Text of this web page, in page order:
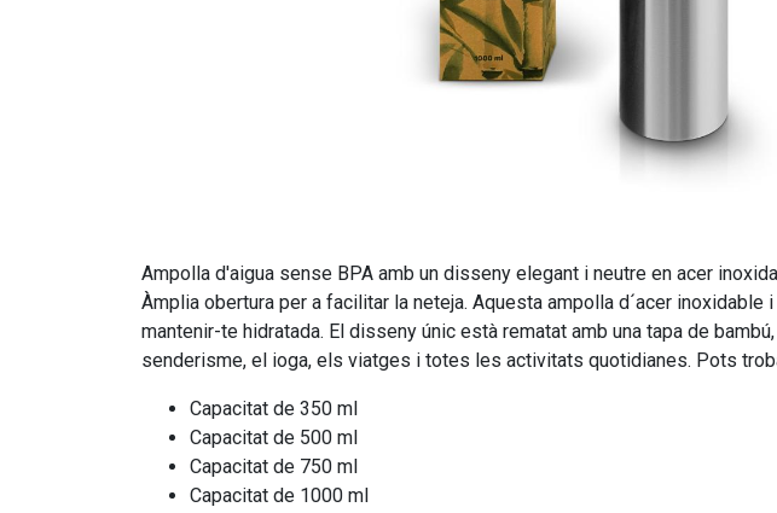
Ampolla d'aigua sense BPA amb un disseny elegant i neutre en acer
Àmplia obertura per a facilitar la neteja. Aquesta ampolla d´acer
mantenir-te hidratada. El disseny únic està rematat amb una tapa de
senderisme, el ioga, els viatges i totes les activitats quotidianes. Pots
Capacitat de 350 ml
Capacitat de 500 ml
Capacitat de 750 ml
Capacitat de 1000 ml